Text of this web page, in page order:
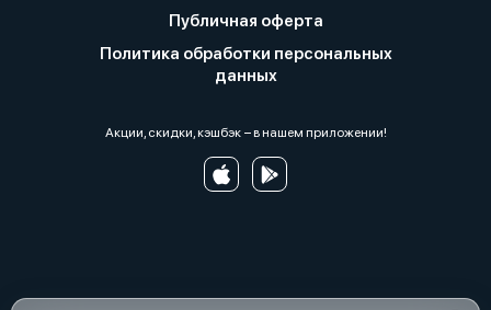
Публичная оферта
Политика обработки персональных
данных
Акции, скидки, кэшбэк − в нашем приложении!